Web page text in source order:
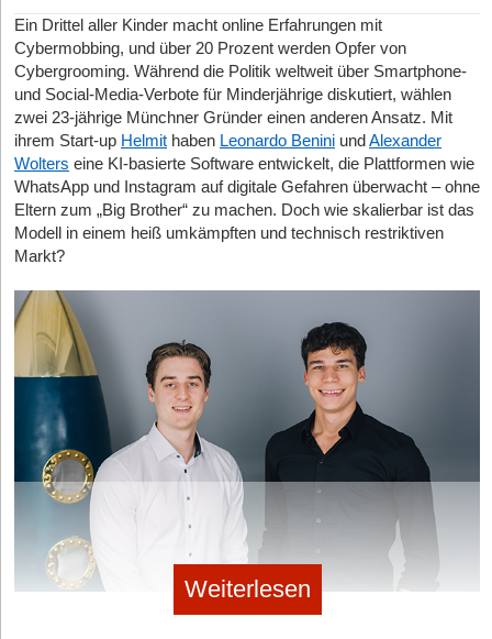
Ein Drittel aller Kinder macht online Erfahrungen mit
Cybermobbing, und über 20 Prozent werden Opfer von
Cybergrooming. Während die Politik weltweit über Smartphone-
und Social-Media-Verbote für Minderjährige diskutiert, wählen
zwei 23-jährige Münchner Gründer einen anderen Ansatz. Mit
ihrem Start-up Helmit haben Leonardo Benini und Alexander
Wolters eine KI-basierte Software entwickelt, die Plattformen wie
WhatsApp und Instagram auf digitale Gefahren überwacht – ohne
Eltern zum „Big Brother“ zu machen. Doch wie skalierbar ist das
Modell in einem heiß umkämpften und technisch restriktiven
Markt?
Helmit-Gründer Leonardo Benini und Alexander Wolters © Helmit
Weiterlesen